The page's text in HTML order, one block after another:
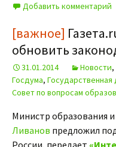
Добавить комментарий
[важное]
обновить
31.01.2014 Новости,
Госдума,
Совет по вопросам
Министр образования
Ливанов предложил
России, передает